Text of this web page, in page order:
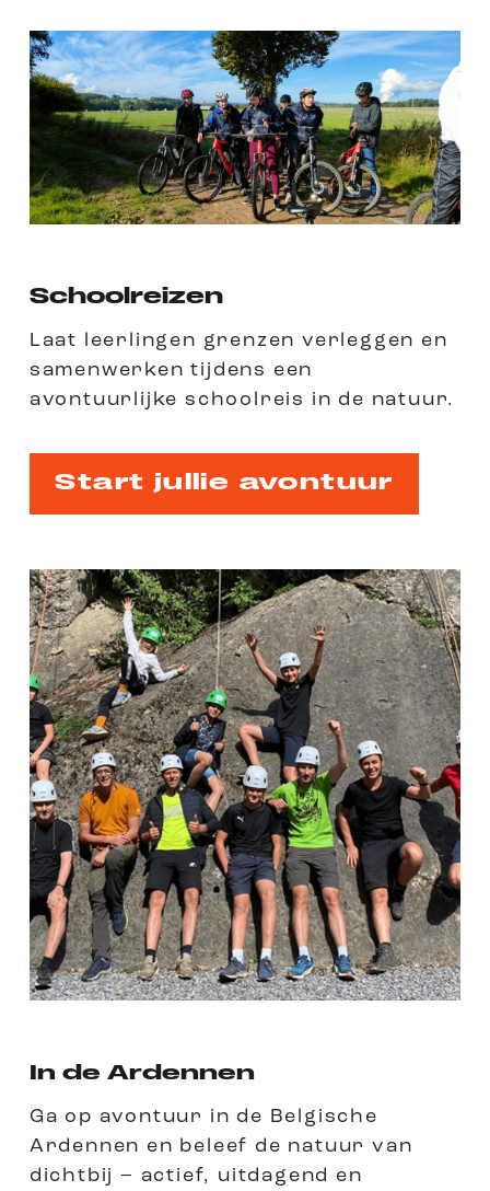
Schoolreizen
Laat leerlingen grenzen verleggen en
samenwerken tijdens een
avontuurlijke schoolreis in de natuur.
Start jullie avontuur
In de Ardennen
Ga op avontuur in de Belgische
Ardennen en beleef de natuur van
dichtbij – actief, uitdagend en